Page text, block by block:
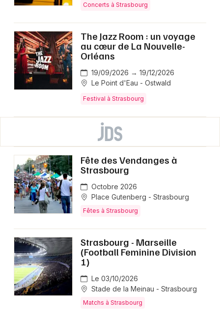
Concerts à Strasbourg
The Jazz Room : un voyage
au cœur de La Nouvelle-
Orléans
19/09/2026 → 19/12/2026
Le Point d'Eau - Ostwald
Festival à Strasbourg
Fête des Vendanges à
Strasbourg
Octobre 2026
Place Gutenberg - Strasbourg
Fêtes à Strasbourg
Strasbourg - Marseille
(Football Feminine Division
1)
Le 03/10/2026
Stade de la Meinau - Strasbourg
Matchs à Strasbourg